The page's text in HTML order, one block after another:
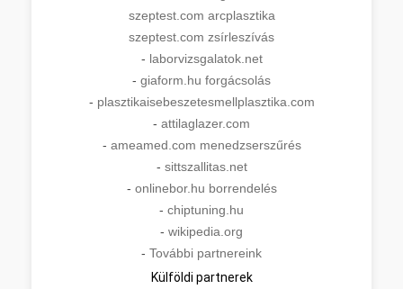
szeptest.com arcplasztika
szeptest.com zsírleszívás
- laborvizsgalatok.net
- giaform.hu forgácsolás
- plasztikaisebeszetesmellplasztika.com
- attilaglazer.com
- ameamed.com menedzserszűrés
- sittszallitas.net
- onlinebor.hu borrendelés
- chiptuning.hu
- wikipedia.org
- További partnereink
Külföldi partnerek